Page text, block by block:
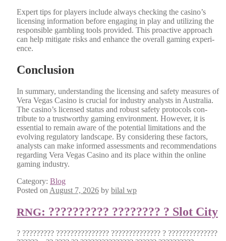
Expert tips for play­ers include always check­ing the casino’s
licens­ing infor­ma­tion before engag­ing in play and uti­liz­ing the
respon­si­ble gam­bling tools pro­vid­ed. This proac­tive approach
can help mit­i­gate risks and enhance the over­all gam­ing expe­ri­
ence.
Conclusion
In sum­ma­ry, under­stand­ing the licens­ing and safe­ty mea­sures of
Vera Vegas Casi­no is cru­cial for indus­try ana­lysts in Aus­tralia.
The casino’s licensed sta­tus and robust safe­ty pro­to­cols con­
tribute to a trust­wor­thy gam­ing envi­ron­ment. How­ev­er, it is
essen­tial to remain aware of the poten­tial lim­i­ta­tions and the
evolv­ing reg­u­la­to­ry land­scape. By con­sid­er­ing these fac­tors,
ana­lysts can make informed assess­ments and rec­om­men­da­tions
regard­ing Vera Vegas Casi­no and its place with­in the online
gam­ing indus­try.
Category: Blog
Posted on August 7, 2026 by bilal wp
RNG: ?????????? ???????? ? Slot City
? ????????? ??????????????? ?????????????? ? ??????????????